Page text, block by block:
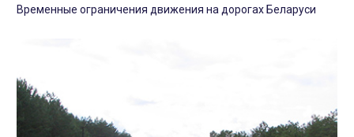
Временные ограничения движения на дорогах Беларуси